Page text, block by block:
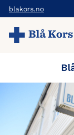
Hopp
til
hovedinnholdet
blakors.no